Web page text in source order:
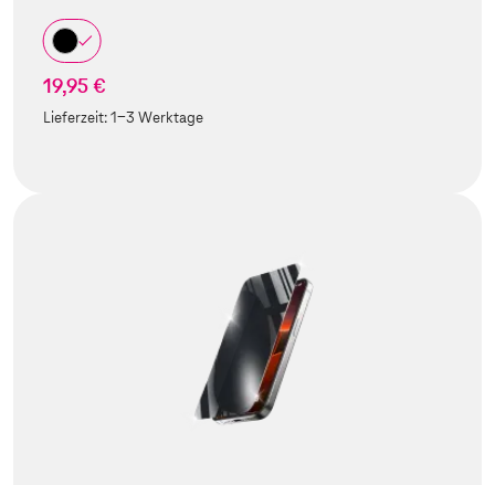
19,95 €
Lieferzeit:1-3 Werktage